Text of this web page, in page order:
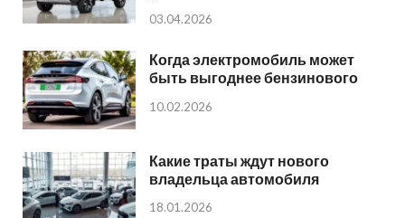
03.04.2026
Когда электромобиль может
быть выгоднее бензинового
10.02.2026
Какие траты ждут нового
владельца автомобиля
18.01.2026